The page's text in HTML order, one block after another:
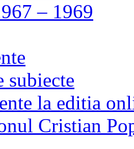
– 1969
subiecte
la editia
Cristian